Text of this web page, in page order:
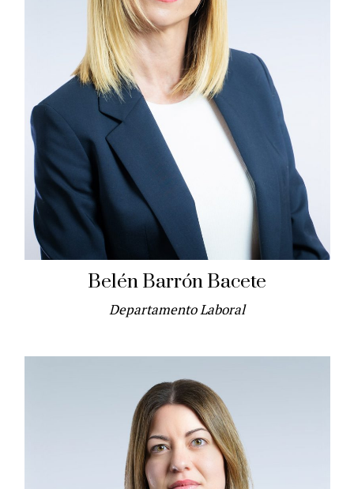
Belén Barrón Bacete
Departamento Laboral